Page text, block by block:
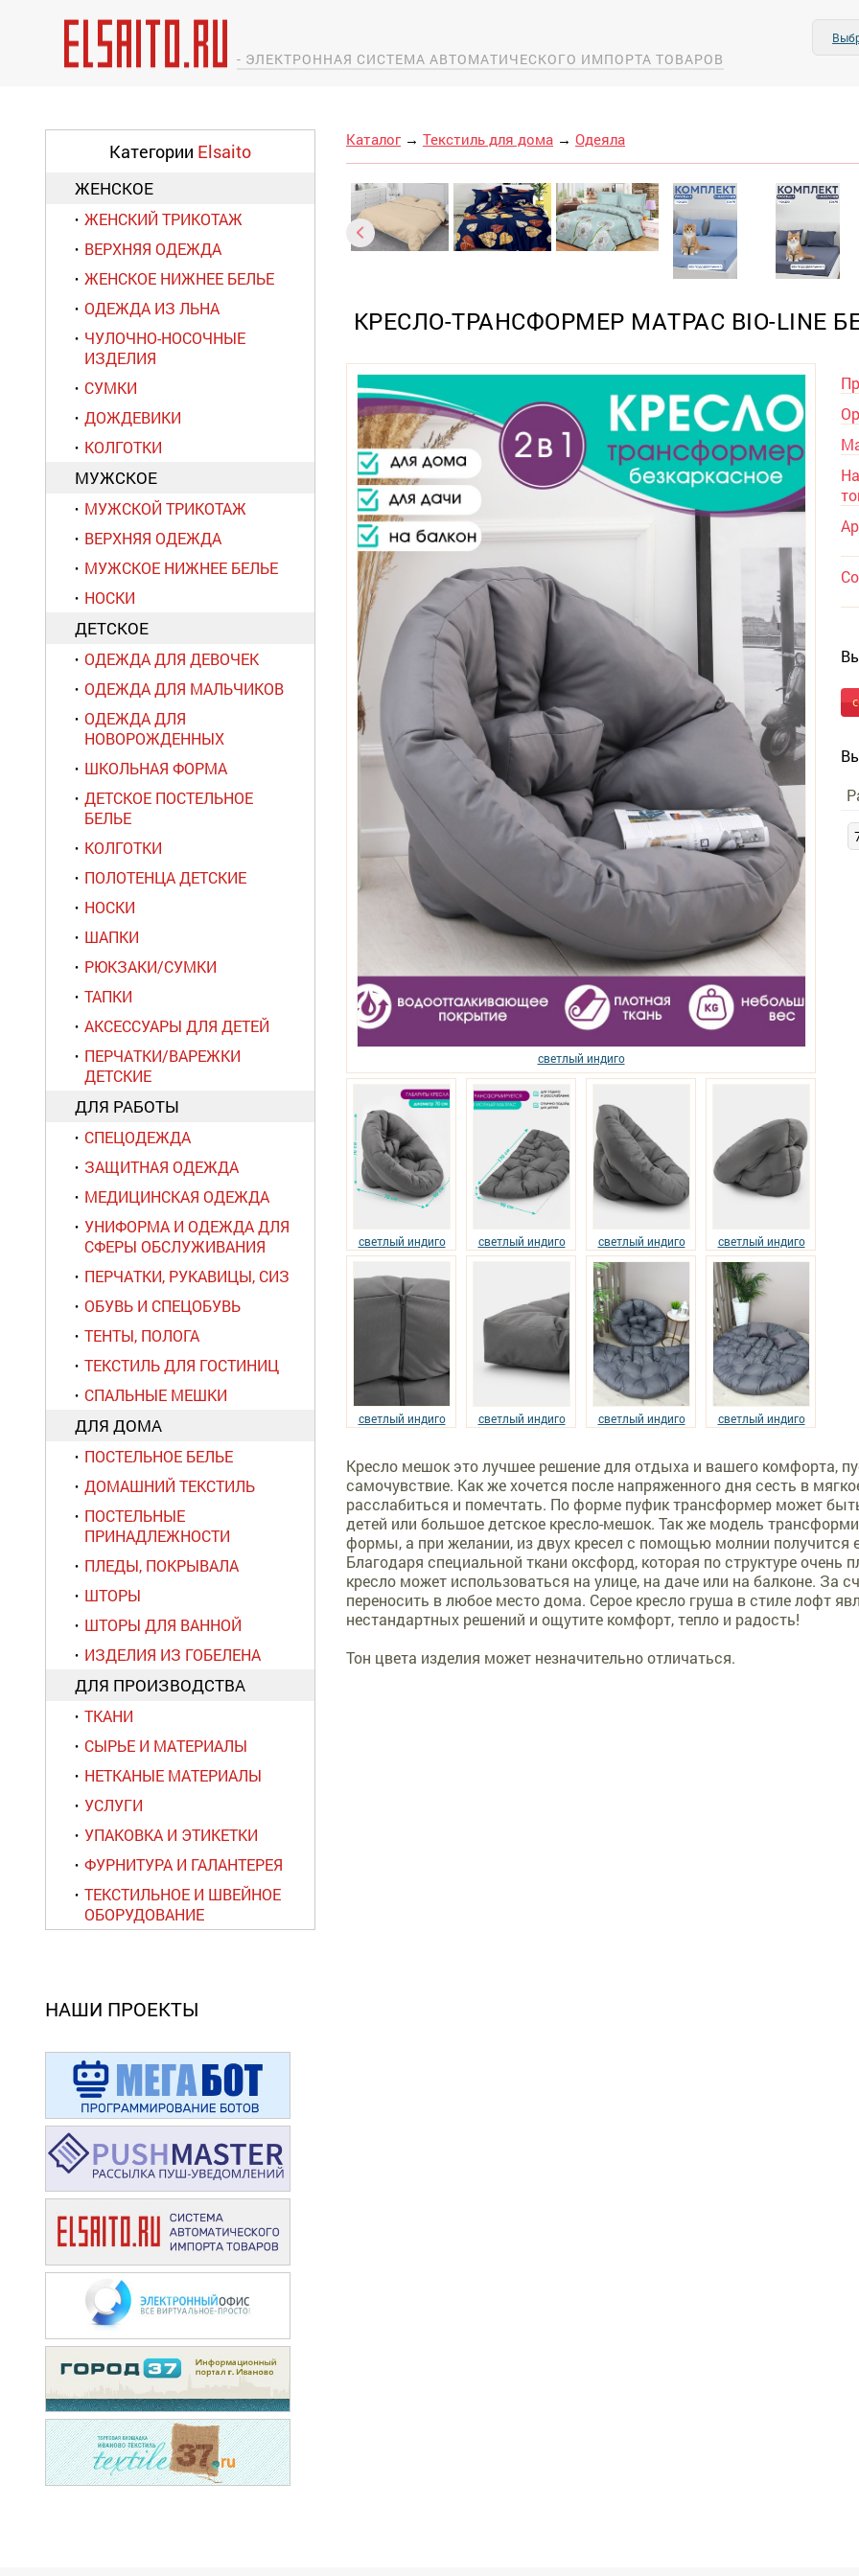
- ЭЛЕКТРОННАЯ СИСТЕМА АВТОМАТИЧЕСКОГО ИМПОРТА ТОВАРОВ
Категории Elsaito
ЖЕНСКОЕ
ЖЕНСКИЙ ТРИКОТАЖ
ВЕРХНЯЯ ОДЕЖДА
ЖЕНСКОЕ НИЖНЕЕ БЕЛЬЕ
ОДЕЖДА ИЗ ЛЬНА
ЧУЛОЧНО-НОСОЧНЫЕ
ИЗДЕЛИЯ
СУМКИ
ДОЖДЕВИКИ
КОЛГОТКИ
МУЖСКОЕ
МУЖСКОЙ ТРИКОТАЖ
ВЕРХНЯЯ ОДЕЖДА
МУЖСКОЕ НИЖНЕЕ БЕЛЬЕ
НОСКИ
ДЕТСКОЕ
ОДЕЖДА ДЛЯ ДЕВОЧЕК
ОДЕЖДА ДЛЯ МАЛЬЧИКОВ
ОДЕЖДА ДЛЯ
НОВОРОЖДЕННЫХ
ШКОЛЬНАЯ ФОРМА
ДЕТСКОЕ ПОСТЕЛЬНОЕ
БЕЛЬЕ
КОЛГОТКИ
ПОЛОТЕНЦА ДЕТСКИЕ
НОСКИ
ШАПКИ
РЮКЗАКИ/СУМКИ
ТАПКИ
АКСЕССУАРЫ ДЛЯ ДЕТЕЙ
ПЕРЧАТКИ/ВАРЕЖКИ
ДЕТСКИЕ
ДЛЯ РАБОТЫ
СПЕЦОДЕЖДА
ЗАЩИТНАЯ ОДЕЖДА
МЕДИЦИНСКАЯ ОДЕЖДА
УНИФОРМА И ОДЕЖДА ДЛЯ
СФЕРЫ ОБСЛУЖИВАНИЯ
ПЕРЧАТКИ, РУКАВИЦЫ, СИЗ
ОБУВЬ И СПЕЦОБУВЬ
ТЕНТЫ, ПОЛОГА
ТЕКСТИЛЬ ДЛЯ ГОСТИНИЦ
СПАЛЬНЫЕ МЕШКИ
ДЛЯ ДОМА
ПОСТЕЛЬНОЕ БЕЛЬЕ
ДОМАШНИЙ ТЕКСТИЛЬ
ПОСТЕЛЬНЫЕ
ПРИНАДЛЕЖНОСТИ
ПЛЕДЫ, ПОКРЫВАЛА
ШТОРЫ
ШТОРЫ ДЛЯ ВАННОЙ
ИЗДЕЛИЯ ИЗ ГОБЕЛЕНА
ДЛЯ ПРОИЗВОДСТВА
ТКАНИ
СЫРЬЕ И МАТЕРИАЛЫ
НЕТКАНЫЕ МАТЕРИАЛЫ
УСЛУГИ
УПАКОВКА И ЭТИКЕТКИ
ФУРНИТУРА И ГАЛАНТЕРЕЯ
ТЕКСТИЛЬНОЕ И ШВЕЙНОЕ
ОБОРУДОВАНИЕ
НАШИ ПРОЕКТЫ
Каталог → Текстиль для дома → Одеяла
КРЕСЛО-ТРАНСФОРМЕР МАТРАС BIO-LINE
светлый индиго
светлый индиго светлый индиго светлый индиго светлый индиго
светлый индиго светлый индиго светлый индиго светлый индиго
Кресло мешок это лучшее решение для отдыха и вашего комфорта,
самочувствие. Как же хочется после напряженного дня сесть в
расслабиться и помечтать. По форме пуфик трансформер может
детей или большое детское кресло-мешок. Так же модель
формы, а при желании, из двух кресел с помощью молнии
Благодаря специальной ткани оксфорд, которая по структуре
кресло может использоваться на улице, на даче или на балконе. За
переносить в любое место дома. Серое кресло груша в стиле лофт
нестандартных решений и ощутите комфорт, тепло и радость!
Тон цвета изделия может незначительно отличаться.